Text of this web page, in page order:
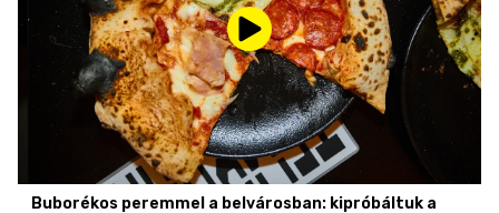
Buborékos peremmel a belvárosban: kipróbáltuk a